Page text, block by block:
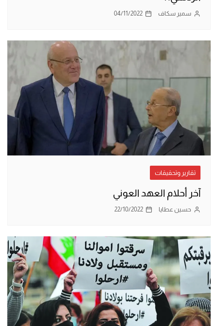
سمير سكاف 04/11/2022
تقارير وتحقيقات
آخر أحلام العهد العوني
حسين عطايا 22/10/2022